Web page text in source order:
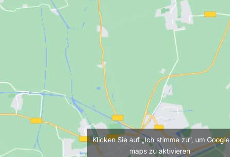
Klicken Sie auf „Ich stimme zu“, um Google
maps zu aktivieren